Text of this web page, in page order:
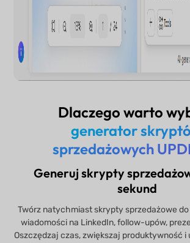
Dlaczego warto
generator
sprzedażowych
Generuj skrypty
sekund
Twórz natychmiast skrypty sprzedażowe
wiadomości na LinkedIn, follow-upów,
Oszczędzaj czas, zwiększaj produktywność